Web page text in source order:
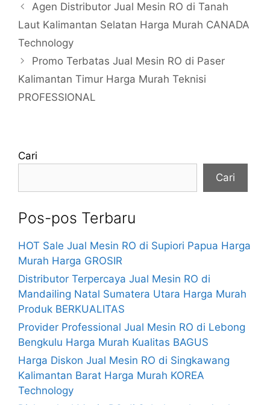
Agen Distributor Jual Mesin RO di Tanah
Laut Kalimantan Selatan Harga Murah CANADA
Technology
Promo Terbatas Jual Mesin RO di Paser
Kalimantan Timur Harga Murah Teknisi
PROFESSIONAL
Cari
Cari
Pos-pos Terbaru
HOT Sale Jual Mesin RO di Supiori Papua Harga
Murah Harga GROSIR
Distributor Terpercaya Jual Mesin RO di
Mandailing Natal Sumatera Utara Harga Murah
Produk BERKUALITAS
Provider Professional Jual Mesin RO di Lebong
Bengkulu Harga Murah Kualitas BAGUS
Harga Diskon Jual Mesin RO di Singkawang
Kalimantan Barat Harga Murah KOREA
Technology